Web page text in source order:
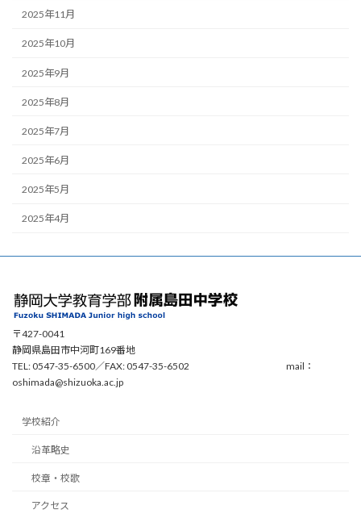
2025年11月
2025年10月
2025年9月
2025年8月
2025年7月
2025年6月
2025年5月
2025年4月
〒427-0041
静岡県島田市中河町169番地
TEL: 0547-35-6500／FAX: 0547-35-6502 mail：
oshimada@shizuoka.ac.jp
学校紹介
沿革略史
校章・校歌
アクセス